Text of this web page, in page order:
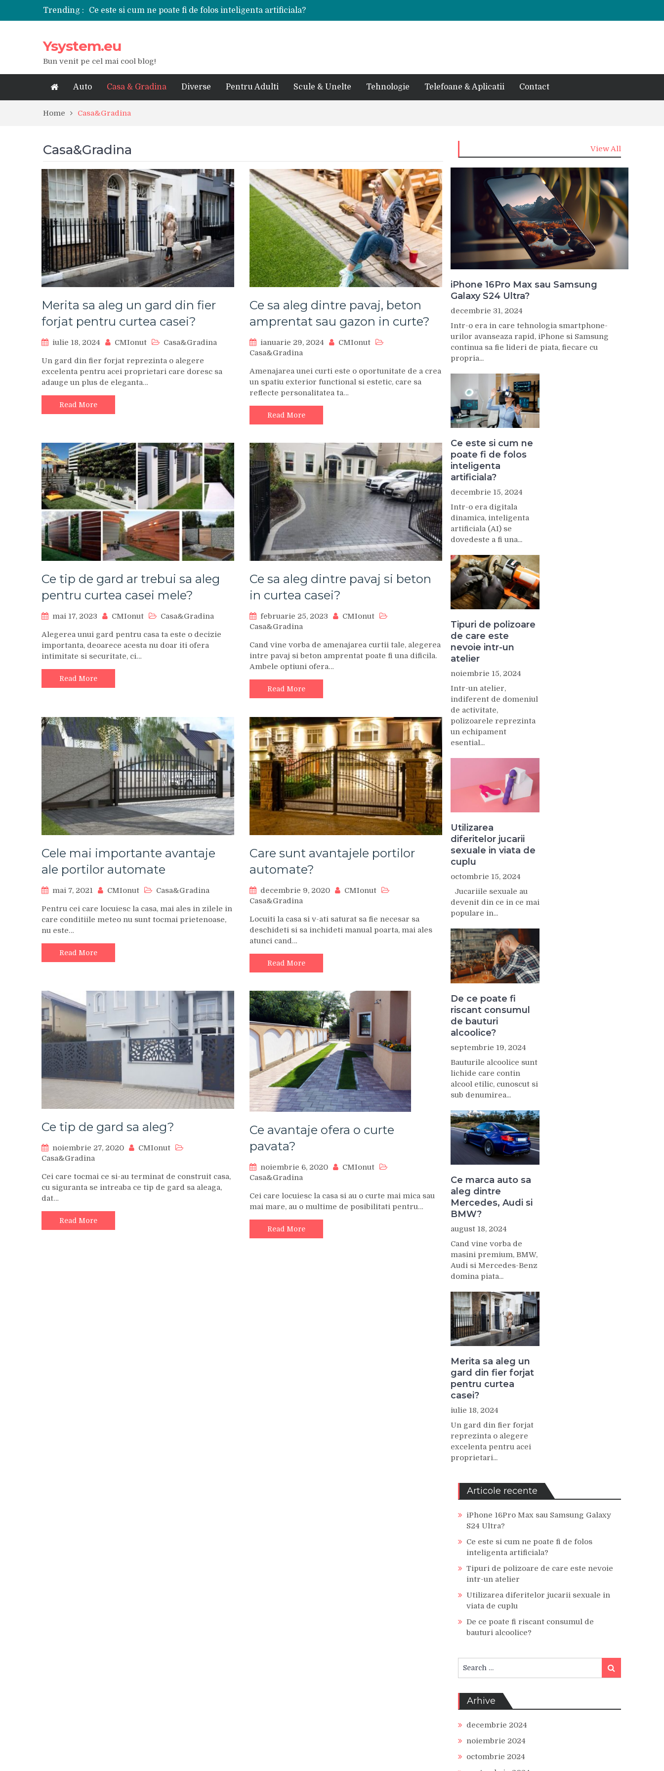
Trending :
Ce este si cum ne poate fi de folos inteligenta artificiala?
Tipuri de polizoare de care este nevoie intr-un atelier
De ce poate fi riscant consumul de bauturi alcoolice?
Ce marca auto sa aleg dintre Mercedes, Audi si BMW?
Merita sa aleg un gard din fier forjat pentru curtea casei?
Cele mai bune smartphone-uri lansate in anul 2024
Modul in care a evoluat tehnologia in ultimul secol
iPhone 16Pro Max sau Samsung Galaxy S24 Ultra?
Ysystem.eu
Bun venit pe cel mai cool blog!
Auto Casa & Gradina Diverse Pentru Adulti Scule & Unelte Tehnologie Telefoane & Aplicatii Contact
Home Casa&Gradina
Casa&Gradina
Merita sa aleg un gard din fier
forjat pentru curtea casei?
iulie 18, 2024 CMIonut Casa&Gradina
Un gard din fier forjat reprezinta o alegere
excelenta pentru acei proprietari care doresc sa
adauge un plus de eleganta…
Read More
Ce sa aleg dintre pavaj, beton
amprentat sau gazon in curte?
ianuarie 29, 2024
CMIonut
Casa&Gradina
Amenajarea unei curti este o oportunitate de a crea
un spatiu exterior functional si estetic, care sa
reflecte personalitatea ta…
Read More
Ce tip de gard ar trebui sa aleg
pentru curtea casei mele?
mai 17, 2023 CMIonut Casa&Gradina
Alegerea unui gard pentru casa ta este o decizie
importanta, deoarece acesta nu doar iti ofera
intimitate si securitate, ci…
Read More
Ce sa aleg dintre pavaj si beton
in curtea casei?
februarie 25, 2023
CMIonut
Casa&Gradina
Cand vine vorba de amenajarea curtii tale, alegerea
intre pavaj si beton amprentat poate fi una dificila.
Ambele optiuni ofera…
Read More
Cele mai importante avantaje
ale portilor automate
mai 7, 2021 CMIonut Casa&Gradina
Pentru cei care locuiesc la casa, mai ales in zilele in
care conditiile meteo nu sunt tocmai prietenoase,
nu este…
Read More
Care sunt avantajele portilor
automate?
decembrie 9, 2020
CMIonut
Casa&Gradina
Locuiti la casa si v-ati saturat sa fie necesar sa
deschideti si sa inchideti manual poarta, mai ales
atunci cand…
Read More
Ce tip de gard sa aleg?
noiembrie 27, 2020
CMIonut
Casa&Gradina
Cei care tocmai ce si-au terminat de construit casa,
cu siguranta se intreaba ce tip de gard sa aleaga,
dat…
Read More
Ce avantaje ofera o curte
pavata?
noiembrie 6, 2020
CMIonut
Casa&Gradina
Cei care locuiesc la casa si au o curte mai mica sau
mai mare, au o multime de posibilitati pentru…
Read More
View All
iPhone 16Pro Max sau Samsung
Galaxy S24 Ultra?
decembrie 31, 2024
Intr-o era in care tehnologia smartphone-
urilor avanseaza rapid, iPhone si Samsung
continua sa fie lideri de piata, fiecare cu
propria...
Ce este si cum ne
poate fi de folos
inteligenta
artificiala?
decembrie 15, 2024
Intr-o era digitala
dinamica, inteligenta
artificiala (AI) se
dovedeste a fi una...
Tipuri de polizoare
de care este
nevoie intr-un
atelier
noiembrie 15, 2024
Intr-un atelier,
indiferent de domeniul
de activitate,
polizoarele reprezinta
un echipament
esential...
Utilizarea
diferitelor jucarii
sexuale in viata de
cuplu
octombrie 15, 2024
Jucariile sexuale au
devenit din ce in ce mai
populare in...
De ce poate fi
riscant consumul
de bauturi
alcoolice?
septembrie 19, 2024
Bauturile alcoolice sunt
lichide care contin
alcool etilic, cunoscut si
sub denumirea...
Ce marca auto sa
aleg dintre
Mercedes, Audi si
BMW?
august 18, 2024
Cand vine vorba de
masini premium, BMW,
Audi si Mercedes-Benz
domina piata...
Merita sa aleg un
gard din fier forjat
pentru curtea
casei?
iulie 18, 2024
Un gard din fier forjat
reprezinta o alegere
excelenta pentru acei
proprietari...
Articole recente
iPhone 16Pro Max sau Samsung Galaxy
S24 Ultra?
Ce este si cum ne poate fi de folos
inteligenta artificiala?
Tipuri de polizoare de care este nevoie
intr-un atelier
Utilizarea diferitelor jucarii sexuale in
viata de cuplu
De ce poate fi riscant consumul de
bauturi alcoolice?
for:
Search
Arhive
decembrie 2024
noiembrie 2024
octombrie 2024